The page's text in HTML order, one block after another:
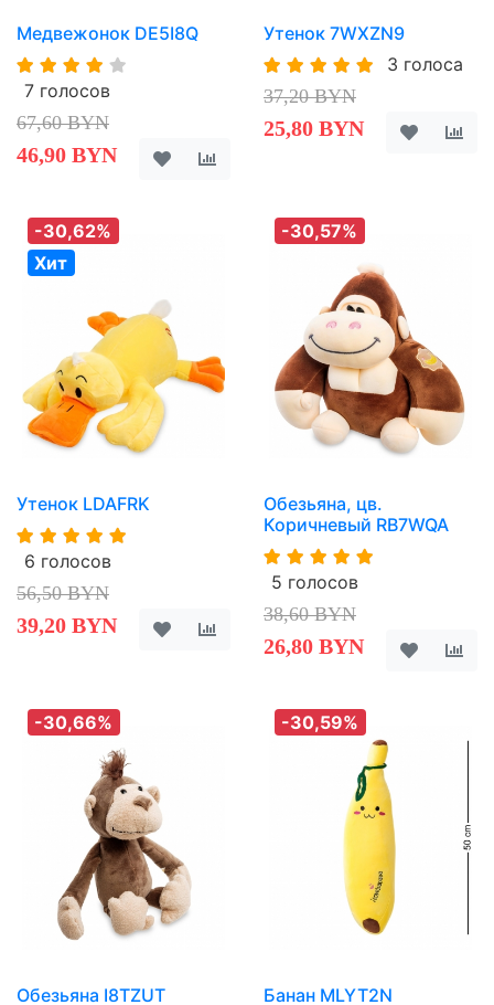
Медвежонок DE5I8Q
7 голосов
67,60 BYN
46,90 BYN
Утенок 7WXZN9
3 голоса
37,20 BYN
25,80 BYN
-30,62%
Хит
Утенок LDAFRK
6 голосов
56,50 BYN
39,20 BYN
-30,57%
Обезьяна, цв.
Коричневый RB7WQA
5 голосов
38,60 BYN
26,80 BYN
-30,66%
Обезьяна I8TZUT
-30,59%
Банан MLYT2N